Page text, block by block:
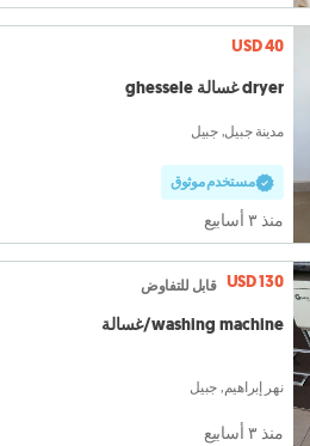
USD 40
dryer غسالة ghessele
مدينة جبيل, جبيل
مستخدم موثوق
منذ ٣ أسابيع
USD 130 قابل للتفاوض
washing machine/غسالة
نهر إبراهيم, جبيل
منذ ٣ أسابيع